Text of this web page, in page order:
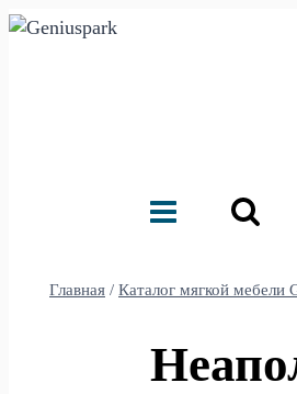
Перейти
Главная / Каталог мягкой мебели